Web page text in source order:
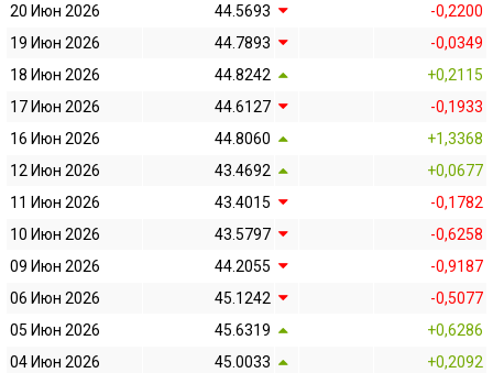
20 Июн 2026
44.5693
-0,2200
19 Июн 2026
44.7893
-0,0349
18 Июн 2026
44.8242
+0,2115
17 Июн 2026
44.6127
-0,1933
16 Июн 2026
44.8060
+1,3368
12 Июн 2026
43.4692
+0,0677
11 Июн 2026
43.4015
-0,1782
10 Июн 2026
43.5797
-0,6258
09 Июн 2026
44.2055
-0,9187
06 Июн 2026
45.1242
-0,5077
05 Июн 2026
45.6319
+0,6286
04 Июн 2026
45.0033
+0,2092